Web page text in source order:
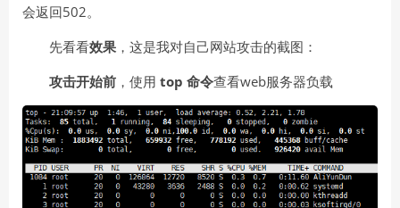
会返回502。
先看看效果 ，这是我对自己网站攻击的截图：
攻击开始前 ，使用 top 命令查看web服务器负载